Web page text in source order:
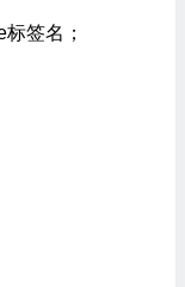
签名；